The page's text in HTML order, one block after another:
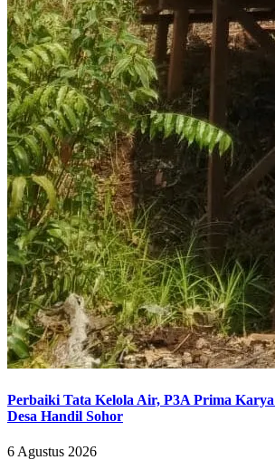
Perbaiki Tata Kelola Air, P3A Prima
Desa Handil Sohor
6 Agustus 2026